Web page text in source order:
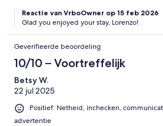
Reactie van VrboOwner op 15 feb 2026
Glad you enjoyed your stay, Lorenzo!
Geverifieerde beoordeling
10/10 – Voortreffelijk
Betsy W.
22 jul 2025
Positief: Netheid, inchecken,
advertentie